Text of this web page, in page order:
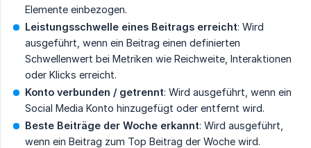
Elemente einbezogen.
Leistungsschwelle eines Beitrags erreicht: Wird
ausgeführt, wenn ein Beitrag einen definierten
Schwellenwert bei Metriken wie Reichweite, Interaktionen
oder Klicks erreicht.
Konto verbunden / getrennt: Wird ausgeführt, wenn ein
Social Media Konto hinzugefügt oder entfernt wird.
Beste Beiträge der Woche erkannt: Wird ausgeführt,
wenn ein Beitrag zum Top Beitrag der Woche wird.